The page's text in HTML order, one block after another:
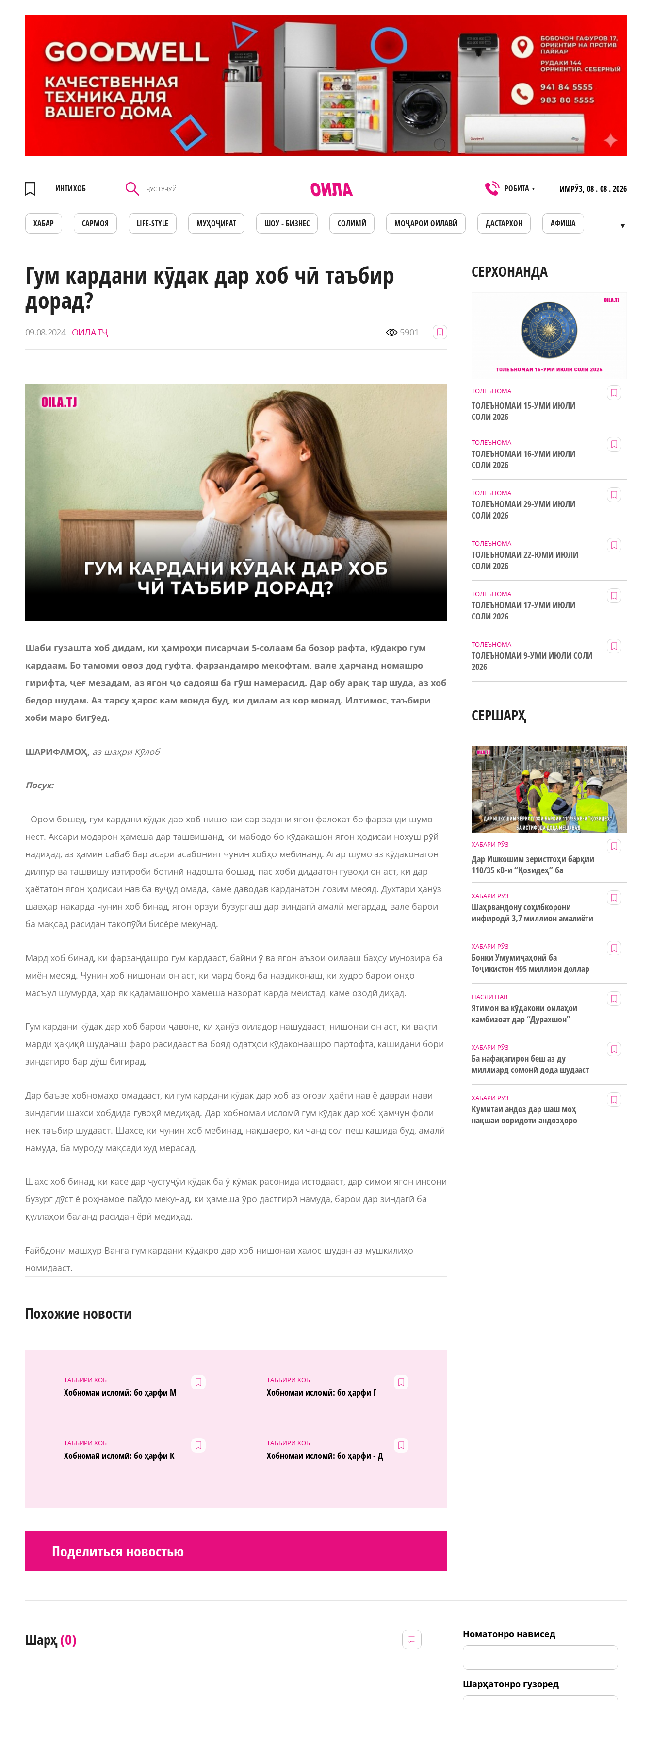
ИНТИХОБ РОБИТА ▼ ИМРӮЗ, 08 . 08 . 2026
ХАБАР САРМОЯ LIFE-STYLE МУҲОҶИРАТ ШОУ - БИЗНЕС СОЛИМӢ МОҶАРОИ ОИЛАВӢ ДАСТАРХОН АФИША ▼
Гум кардани кӯдак дар хоб чӣ таъбир
дорад?
09.08.2024 ОИЛА.ТҶ 5901
Шаби гузашта хоб дидам, ки ҳамроҳи писарчаи 5-солаам ба бозор рафта, кӯдакро гум
кардаам. Бо тамоми овоз дод гуфта, фарзандамро мекофтам, вале ҳарчанд номашро
гирифта, ҷеғ мезадам, аз ягон ҷо садояш ба гӯш намерасид. Дар обу арақ тар шуда, аз хоб
бедор шудам. Аз тарсу ҳарос кам монда буд, ки дилам аз кор монад. Илтимос, таъбири
хоби маро бигӯед.
ШАРИФАМОҲ, аз шаҳри Кӯлоб
Посух:
- Ором бошед, гум кардани кӯдак дар хоб нишонаи сар задани ягон фалокат бо фарзанди шумо
нест. Аксари модарон ҳамеша дар ташвишанд, ки мабодо бо кӯдакашон ягон ҳодисаи нохуш рӯй
надиҳад, аз ҳамин сабаб бар асари асабоният чунин хобҳо мебинанд. Агар шумо аз кӯдаконатон
дилпур ва ташвишу изтироби ботинӣ надошта бошад, пас хоби дидаатон гувоҳи он аст, ки дар
ҳаётатон ягон ҳодисаи нав ба вуҷуд омада, каме даводав карданатон лозим меояд. Духтари ҳанӯз
шавҳар накарда чунин хоб бинад, ягон орзуи бузургаш дар зиндагӣ амалӣ мегардад, вале барои
ба мақсад расидан такопӯйи бисёре мекунад.
Мард хоб бинад, ки фарзандашро гум кардааст, байни ӯ ва ягон аъзои оилааш баҳсу мунозира ба
миён меояд. Чунин хоб нишонаи он аст, ки мард бояд ба наздиконаш, ки худро барои онҳо
масъул шумурда, ҳар як қадамашонро ҳамеша назорат карда меистад, каме озодӣ диҳад.
Гум кардани кӯдак дар хоб барои ҷавоне, ки ҳанӯз оиладор нашудааст, нишонаи он аст, ки вақти
марди ҳақиқӣ шуданаш фаро расидааст ва бояд одатҳои кӯдаконаашро партофта, кашидани бори
зиндагиро бар дӯш бигирад.
Дар баъзе хобномаҳо омадааст, ки гум кардани кӯдак дар хоб аз оғози ҳаёти нав ё давраи нави
зиндагии шахси хобдида гувоҳӣ медиҳад. Дар хобномаи исломӣ гум кӯдак дар хоб ҳамчун фоли
нек таъбир шудааст. Шахсе, ки чунин хоб мебинад, нақшаеро, ки чанд сол пеш кашида буд, амалӣ
намуда, ба муроду мақсади худ мерасад.
Шахс хоб бинад, ки касе дар ҷустуҷӯи кӯдак ба ӯ кӯмак расонида истодааст, дар симои ягон инсони
бузург дӯст ё роҳнамое пайдо мекунад, ки ҳамеша ӯро дастгирӣ намуда, барои дар зиндагӣ ба
қуллаҳои баланд расидан ёрӣ медиҳад.
Ғайбдони машҳур Ванга гум кардани кӯдакро дар хоб нишонаи халос шудан аз мушкилиҳо
номидааст.
Похожие новости
ТАЪБИРИ ХОБ
Хобномаи исломӣ: бо ҳарфи М
ТАЪБИРИ ХОБ
Хобномаи исломӣ: бо ҳарфи Г
ТАЪБИРИ ХОБ
Хобномаӣ исломӣ: бо ҳарфи К
ТАЪБИРИ ХОБ
Хобномаи исломӣ: бо ҳарфи - Д
Поделиться новостью
СЕРХОНАНДА
ТОЛЕЪНОМА
ТОЛЕЪНОМАИ 15-УМИ ИЮЛИ
СОЛИ 2026
ТОЛЕЪНОМА
ТОЛЕЪНОМАИ 16-УМИ ИЮЛИ
СОЛИ 2026
ТОЛЕЪНОМА
ТОЛЕЪНОМАИ 29-УМИ ИЮЛИ
СОЛИ 2026
ТОЛЕЪНОМА
ТОЛЕЪНОМАИ 22-ЮМИ ИЮЛИ
СОЛИ 2026
ТОЛЕЪНОМА
ТОЛЕЪНОМАИ 17-УМИ ИЮЛИ
СОЛИ 2026
ТОЛЕЪНОМА
ТОЛЕЪНОМАИ 9-УМИ ИЮЛИ СОЛИ
2026
СЕРШАРҲ
ХАБАРИ РӮЗ
Дар Ишкошим зеристгоҳи барқии
110/35 кВ-и “Қозидеҳ” ба
истифода дода мешавад
ХАБАРИ РӮЗ
Шаҳрвандону соҳибкорони
инфиродӣ 3,7 миллион амалиёти
ХАБАРИ РӮЗ
Бонки Умумиҷаҳонӣ ба
Тоҷикистон 495 миллион доллар
НАСЛИ НАВ
Ятимон ва кӯдакони оилаҳои
камбизоат дар “Дурахшон”
ХАБАРИ РӮЗ
Ба нафақагирон беш аз ду
миллиард сомонӣ дода шудааст
ХАБАРИ РӮЗ
Кумитаи андоз дар шаш моҳ
нақшаи воридоти андозҳоро
Шарҳ(0) номатонро нависед
шарҳатонро гузоред